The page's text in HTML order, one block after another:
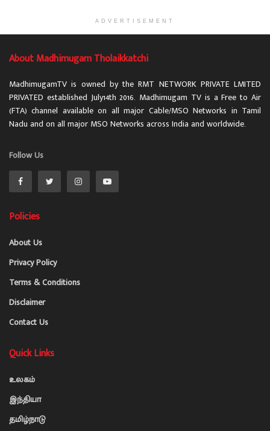
ADVERTISEMENT
About Madhimugam Tholaikkatchi
MadhimugamTV is owned by the RMT NETWORK PRIVATE LMITED
PRIVATED established July14th 2016. Madhimugam TV is a Free to Air
(FTA) channel available on all major Cable/MSO Networks in Tamil
Nadu and on all major MSO Networks across India and worldwide.
Follow Us
Policies
About Us
Privacy Policy
Terms & Conditions
Disclaimer
Contact Us
Quick Links
உலகம்
இந்தியா
தமிழ்நாடு